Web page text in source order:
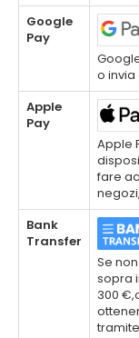
Google
Pay
o
Apple
Pay
Apple
fare
Bank
Transfer
Se
sopra
300